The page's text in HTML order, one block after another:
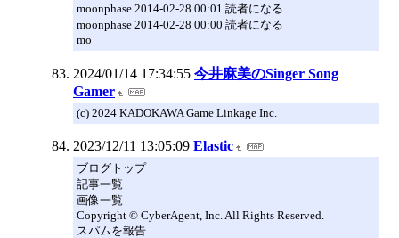
moonphase 2014-02-28 00:01 読者になる
moonphase 2014-02-28 00:00 読者になる
mo
2024/01/14 17:34:55 今井麻美のSinger Song
Gamer
(c) 2024 KADOKAWA Game Linkage Inc.
2023/12/11 13:05:09 Elastic
ブログトップ
記事一覧
画像一覧
Copyright © CyberAgent, Inc. All Rights Reserved.
スパムを報告